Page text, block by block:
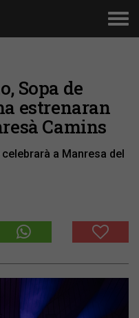
Sopa de
estrenaran
Camins
a Manresa del